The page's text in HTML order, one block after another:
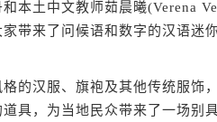
土中文教师茹晨曦(Verena
带来了问候语和数字的汉语迷
汉服、旗袍及其他传统服饰
具，为当地民众带来了一场别